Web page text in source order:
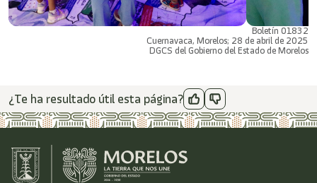
Boletín 01832
Cuernavaca, Morelos; 28 de abril de 2025
DGCS del Gobierno del Estado de Morelos
¿Te ha resultado útil esta página?